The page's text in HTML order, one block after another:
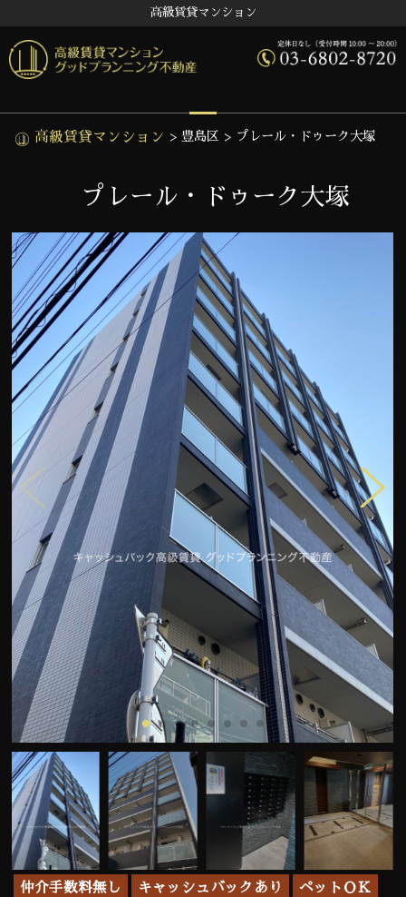
高級賃貸マンション
高級賃貸マンション > 豊島区 > プレール・ドゥーク大塚
プレール・ドゥーク大塚
仲介手数料無し キャッシュバックあり ペットＯＫ